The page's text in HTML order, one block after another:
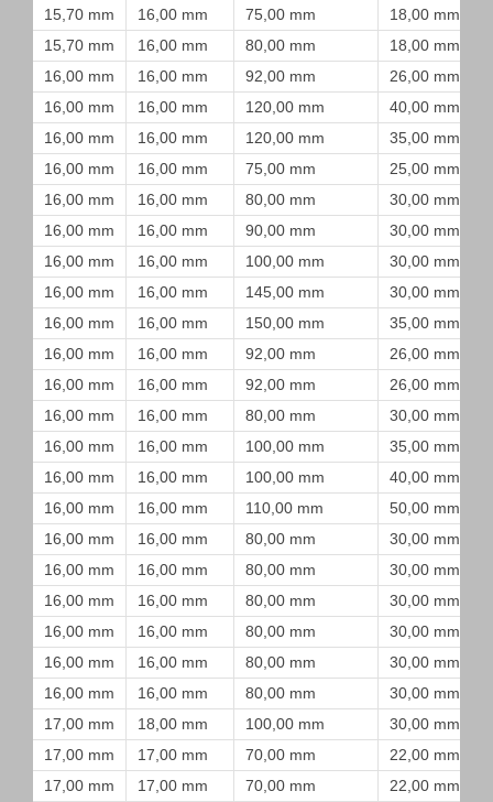
15,70 mm 16,00 mm 75,00 mm
18,00 mm
15,70 mm
16,00 mm 80,00 mm
18,00 mm
16,00 mm
16,00 mm 92,00 mm
26,00 mm
16,00 mm
16,00 mm 120,00 mm
40,00 mm
16,00 mm
16,00 mm 120,00 mm
35,00 mm
16,00 mm
16,00 mm 75,00 mm
25,00 mm
16,00 mm
16,00 mm 80,00 mm
30,00 mm
16,00 mm
16,00 mm 90,00 mm
30,00 mm
16,00 mm
16,00 mm 100,00 mm
30,00 mm
16,00 mm
16,00 mm 145,00 mm
30,00 mm
16,00 mm
16,00 mm 150,00 mm
35,00 mm
16,00 mm
16,00 mm 92,00 mm
26,00 mm
16,00 mm
16,00 mm 92,00 mm
26,00 mm
16,00 mm
16,00 mm 80,00 mm
30,00 mm
16,00 mm
16,00 mm 100,00 mm
35,00 mm
16,00 mm
16,00 mm 100,00 mm
40,00 mm
16,00 mm
16,00 mm 110,00 mm
50,00 mm
16,00 mm
16,00 mm 80,00 mm
30,00 mm
16,00 mm
16,00 mm 80,00 mm
30,00 mm
16,00 mm
16,00 mm 80,00 mm
30,00 mm
16,00 mm
16,00 mm 80,00 mm
30,00 mm
16,00 mm
16,00 mm 80,00 mm
30,00 mm
16,00 mm
16,00 mm 80,00 mm
30,00 mm
17,00 mm
18,00 mm 100,00 mm
30,00 mm
17,00 mm
17,00 mm 70,00 mm
22,00 mm
17,00 mm
17,00 mm 70,00 mm
22,00 mm